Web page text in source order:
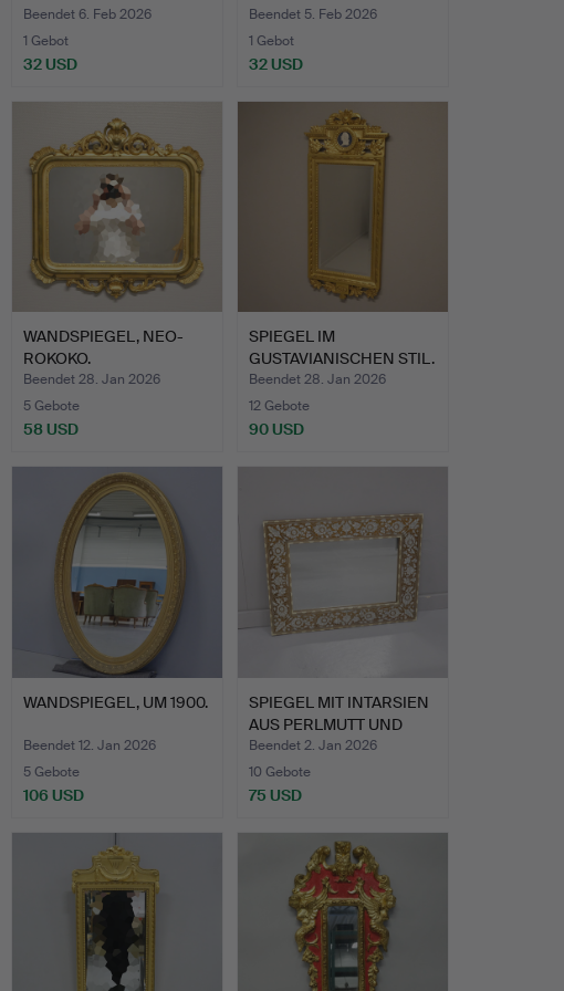
ROKOKO-STIL.
Beendet 6. Feb 2026
1 Gebot
32 USD
Beendet 5. Feb 2026
1 Gebot
32 USD
WANDSPIEGEL, NEO-
ROKOKO.
Beendet 28. Jan 2026
5 Gebote
58 USD
SPIEGEL IM
GUSTAVIANISCHEN STIL.
Beendet 28. Jan 2026
12 Gebote
90 USD
WANDSPIEGEL, UM 1900.
Beendet 12. Jan 2026
5 Gebote
106 USD
SPIEGEL MIT INTARSIEN
AUS PERLMUTT UND
KNO…
Beendet 2. Jan 2026
10 Gebote
75 USD